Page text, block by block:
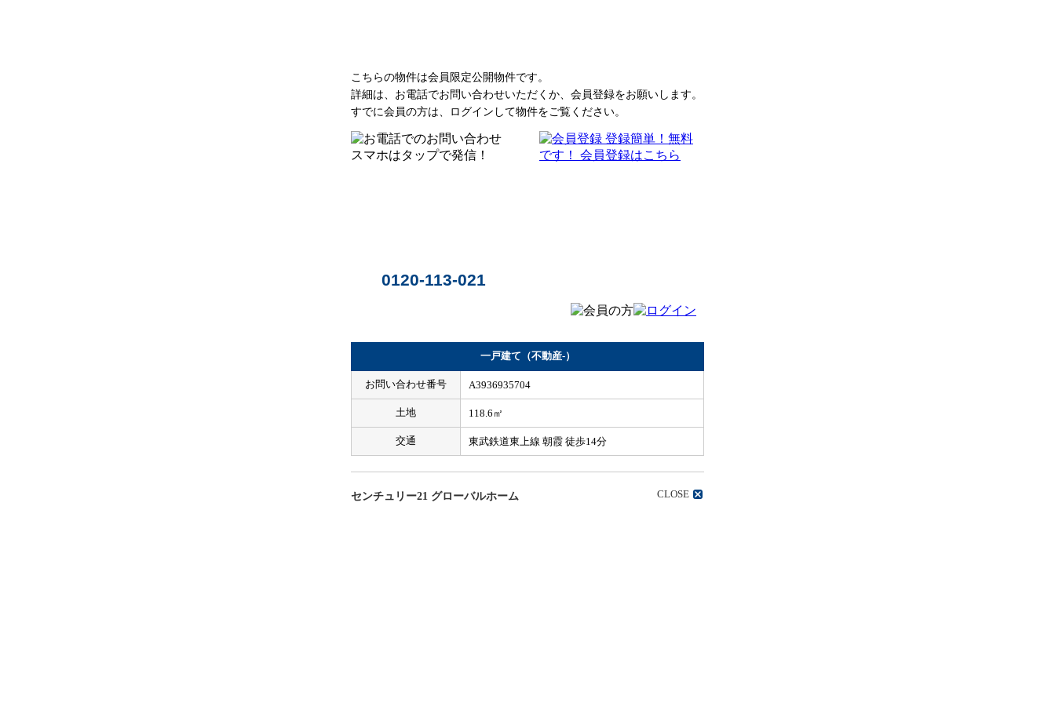
こちらの物件は会員限定公開物件です。
詳細は、お電話でお問い合わせいただくか、会員登録をお願いします。
すでに会員の方は、ログインして物件をご覧ください。
0120-113-021
一戸建て（不動産-）
お問い合わせ番号 A3936935704
土地 118.6㎡
交通 東武鉄道東上線 朝霞 徒歩14分
センチュリー21 グローバルホーム CLOSE